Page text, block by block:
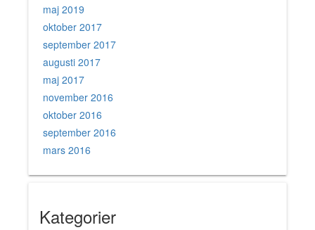
maj 2019
oktober 2017
september 2017
augusti 2017
maj 2017
november 2016
oktober 2016
september 2016
mars 2016
Kategorier